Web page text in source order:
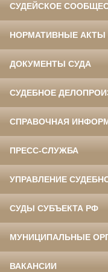
СУДЕЙСКОЕ
НОРМАТИВНЫЕ АКТЫ
ДОКУМЕНТЫ СУДА
СУДЕБНОЕ
СПРАВОЧНАЯ
ПРЕСС-СЛУЖБА
УПРАВЛЕНИЕ
СУДЫ СУБЪЕКТА РФ
МУНИЦИПАЛЬНЫЕ
ВАКАНСИИ